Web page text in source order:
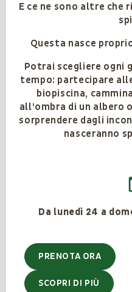
E ce ne sono altre che
Questa nasce
Potrai scegliere ogni
tempo: partecipare
biopiscina,
all’ombra di un
sorprendere dagli
nasceranno
Da lunedì 24 a
PRENOTA ORA
SCOPRI DI PIÙ